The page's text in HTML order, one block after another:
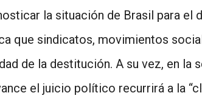
la situación de Brasil para el
que sindicatos, movimientos
de la destitución. A su vez, en la
el juicio político recurrirá a la